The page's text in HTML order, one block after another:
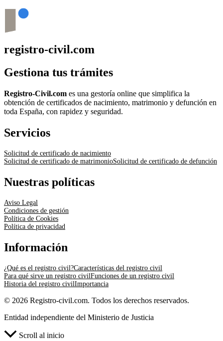
registro-civil.com
Gestiona tus trámites
Registro-Civil.com es una gestoría online que simplifica la
obtención de certificados de nacimiento, matrimonio y defunción en
toda España, con rapidez y seguridad.
Servicios
Solicitud de certificado de nacimiento
Solicitud de certificado de matrimonioSolicitud de certificado de defunción
Nuestras políticas
Aviso Legal
Condiciones de gestión
Política de Cookies
Política de privacidad
Información
¿Qué es el registro civil?Características del registro civil
Para qué sirve un registro civilFunciones de un registro civil
Historia del registro civilImportancia
© 2026 Registro-civil.com. Todos los derechos reservados.
Entidad independiente del Ministerio de Justicia
Scroll al inicio